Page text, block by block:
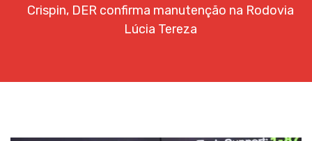
Crispin, DER confirma manutenção na Rodovia
Lúcia Tereza